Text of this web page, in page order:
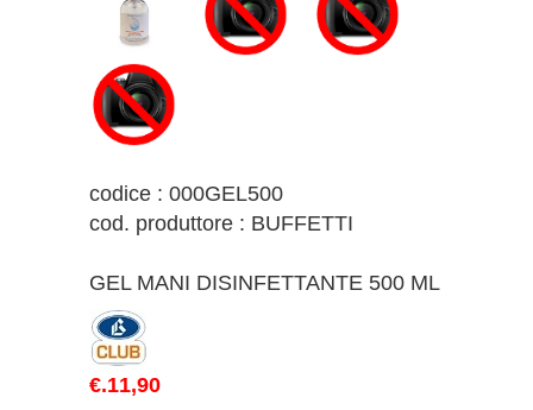
codice : 000GEL500
cod. produttore : BUFFETTI
GEL MANI DISINFETTANTE 500 ML
€.11,90